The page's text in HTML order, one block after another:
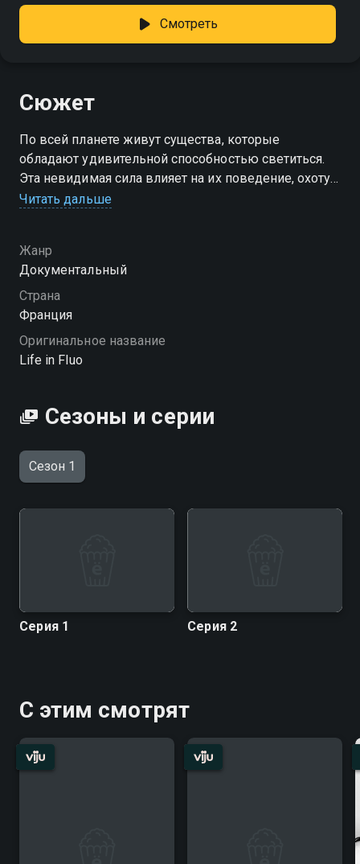
Смотреть
Сюжет
По всей планете живут существа, которые
обладают удивительной способностью светиться.
Эта невидимая сила влияет на их поведение, охоту
и размножение. Исследование мира
учёных и зрелищных визуальных и звуковых
эффектов.
Посмотреть онлайн 1 сезон сериала Жизнь в
свечении вы можете совершенно бесплатно в
хорошем HD качестве на Смотрёшке
Читать дальше
Жанр
Документальный
Страна
Франция
Оригинальное название
Life in Fluo
Сезоны и серии
Сезон 1
Серия 1 Серия 2
С этим смотрят